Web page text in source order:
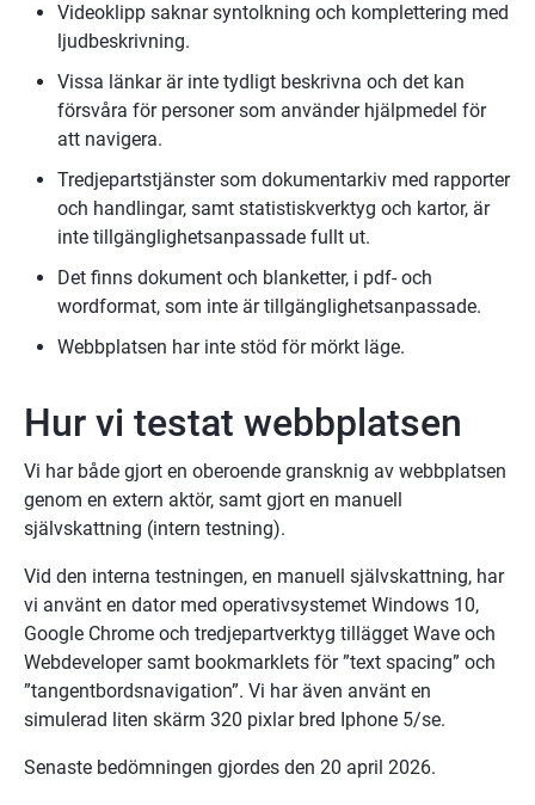
Videoklipp saknar syntolkning och komplettering med
ljudbeskrivning.
Vissa länkar är inte tydligt beskrivna och det kan
försvåra för personer som använder hjälpmedel för
att navigera.
Tredjepartstjänster som dokumentarkiv med rapporter
och handlingar, samt statistiskverktyg och kartor, är
inte tillgänglighetsanpassade fullt ut.
Det finns dokument och blanketter, i pdf- och
wordformat, som inte är tillgänglighetsanpassade.
Webbplatsen har inte stöd för mörkt läge.
Hur vi testat webbplatsen
Vi har både gjort en oberoende gransknig av webbplatsen
genom en extern aktör, samt gjort en manuell
självskattning (intern testning).
Vid den interna testningen, en manuell självskattning, har
vi använt en dator med operativsystemet Windows 10,
Google Chrome och tredjepartverktyg tillägget Wave och
Webdeveloper samt bookmarklets för ”text spacing” och
”tangentbordsnavigation”. Vi har även använt en
simulerad liten skärm 320 pixlar bred Iphone 5/se.
Senaste bedömningen gjordes den 20 april 2026.